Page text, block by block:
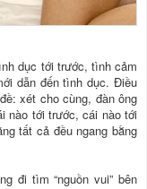
dục tới trước, tình cảm
dẫn đến tình dục. Điều
xét cho cùng, đàn ông
nào tới trước, cái nào tới
tất cả đều ngang bằng
đi tìm “nguồn vui” bên